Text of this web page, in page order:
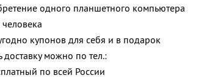
одного планшетного компьютера
купонов для себя и в подарок
доставку можно по тел.:
по всей России